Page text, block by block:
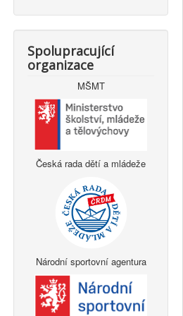
Spolupracující
organizace
MŠMT
Česká rada dětí a mládeže
Národní sportovní agentura